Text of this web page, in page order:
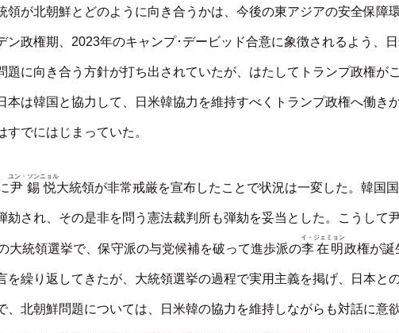
領が北朝鮮とどのように向き合うかは、今後の東アジアの安全保障
ン政権期、2023年のキャンプ･デービッド合意に象徴されるよう、
題に向き合う方針が打ち出されていたが、はたしてトランプ政権が
本は韓国と協力して、日米韓協力を維持すべくトランプ政権へ働き
すでにはじまっていた。
尹錫悦
ユン・ソンニョル
大統領が非常戒厳を宣布したことで状況は一変した。韓国
劾され、その是非を問う憲法裁判所も弾劾を妥当とした。こうして
大統領選挙で、保守派の与党候補を破って進歩派の李在明
イ・ジェミョン
政権が誕
を繰り返してきたが、大統領選挙の過程で実用主義を掲げ、日本と
、北朝鮮問題については、日米韓の協力を維持しながらも対話に意